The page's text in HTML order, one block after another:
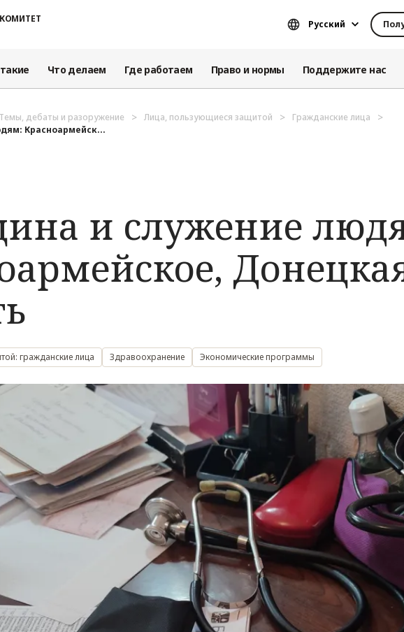
Русский
Что делаем Где работаем Право и нормы Поддержите нас
Темы, дебаты и разоружение Лица, пользующиеся защитой
Гражданские лица
Красноармейск...
и служение
гражданские лица Здравоохранение Экономические программы